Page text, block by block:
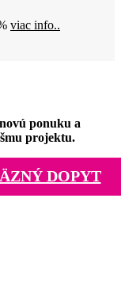
viac info..
ponuku a
projektu.
DOPYT